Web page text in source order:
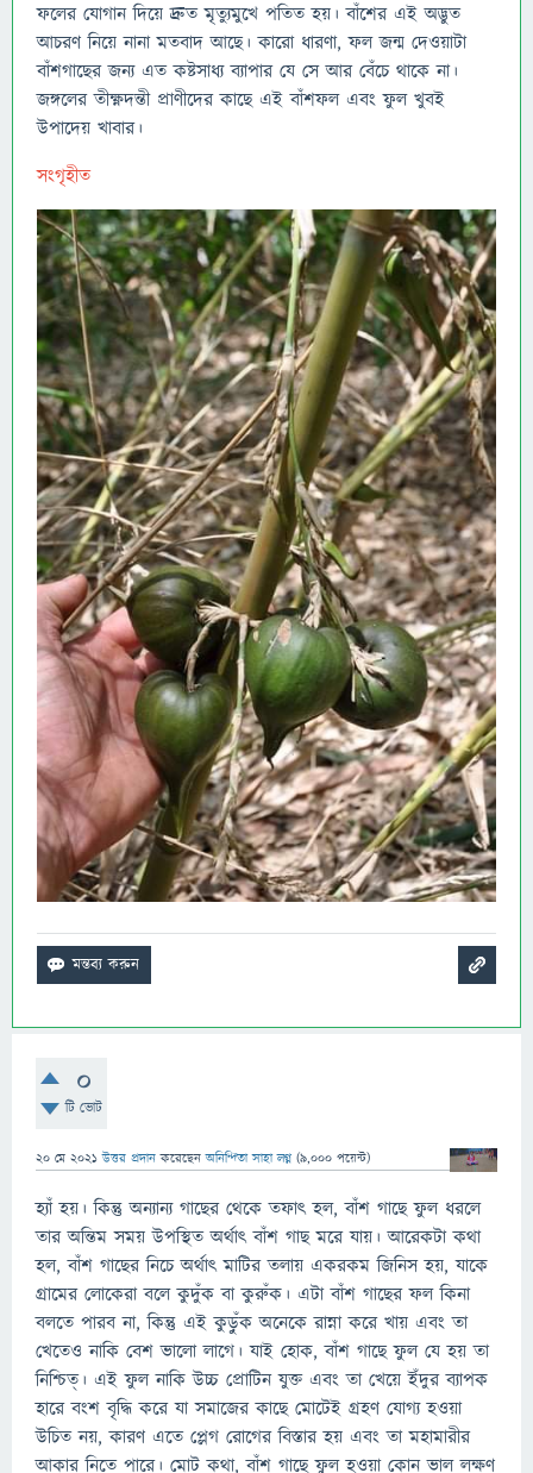
ফলের যোগান দিয়ে দ্রুত মৃত্যুমুখে পতিত হয়। বাঁশের এই অদ্ভুত
আচরণ নিয়ে নানা মতবাদ আছে। কারো ধারণা, ফল জন্ম দেওয়াটা
বাঁশগাছের জন্য এত কষ্টসাধ্য ব্যাপার যে সে আর বেঁচে থাকে না।
জঙ্গলের তীক্ষ্ণদন্তী প্রাণীদের কাছে এই বাঁশফল এবং ফুল খুবই
উপাদেয় খাবার।
সংগৃহীত
0
টি ভোট
20 মে 2021 উত্তর প্রদান করেছেনঅনিন্দিতা সাহা লগ্ন (9,000 পয়েন্ট)
হ্যাঁ হয়। কিন্তু অন্যান্য গাছের থেকে তফাৎ হল, বাঁশ গাছে ফুল ধরলে
তার অন্তিম সময় উপস্থিত অর্থাৎ বাঁশ গাছ মরে যায়। আরেকটা কথা
হল, বাঁশ গাছের নিচে অর্থাৎ মাটির তলায় একরকম জিনিস হয়, যাকে
গ্রামের লোকেরা বলে কুদুঁক বা কুরুঁক। এটা বাঁশ গাছের ফল কিনা
বলতে পারব না, কিন্তু এই কুড়ুঁক অনেকে রান্না করে খায় এবং তা
খেতেও নাকি বেশ ভালো লাগে। যাই হোক, বাঁশ গাছে ফুল যে হয় তা
নিশ্চিত্। এই ফুল নাকি উচ্চ প্রোটিন যুক্ত এবং তা খেয়ে ইঁদুর ব্যাপক
হারে বংশ বৃদ্ধি করে যা সমাজের কাছে মোটেই গ্রহণ যোগ্য হওয়া
উচিত নয়, কারণ এতে প্লেগ রোগের বিস্তার হয় এবং তা মহামারীর
আকার নিতে পারে। মোট কথা, বাঁশ গাছে ফুল হওয়া কোন ভাল লক্ষণ